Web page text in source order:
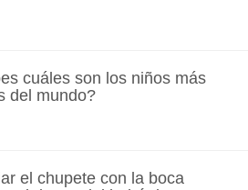
cuáles son los niños más
del mundo?
el chupete con la boca